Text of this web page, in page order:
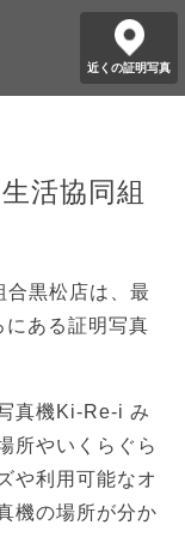
近くの証明写真
活協同組
黒松店は、最
ある証明写真
真機Ki-Re-i み
所やいくらぐら
や利用可能なオ
機の場所が分か